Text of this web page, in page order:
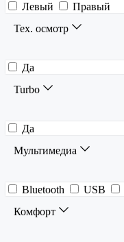
Левый
Правый
Тех. осмотр
Да
Turbo
Да
Мультимедиа
Bluetooth USB
Комфорт